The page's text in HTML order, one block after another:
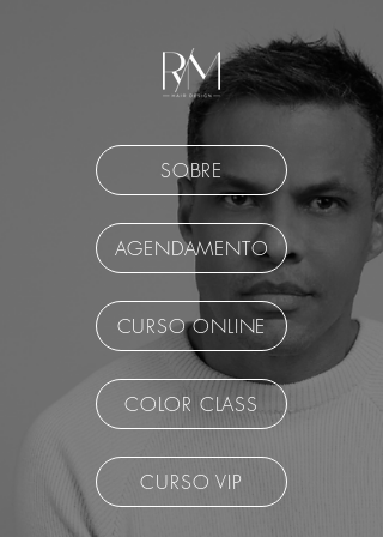
SOBRE
AGENDAMENTO
CURSO ONLINE
COLOR CLASS
CURSO VIP